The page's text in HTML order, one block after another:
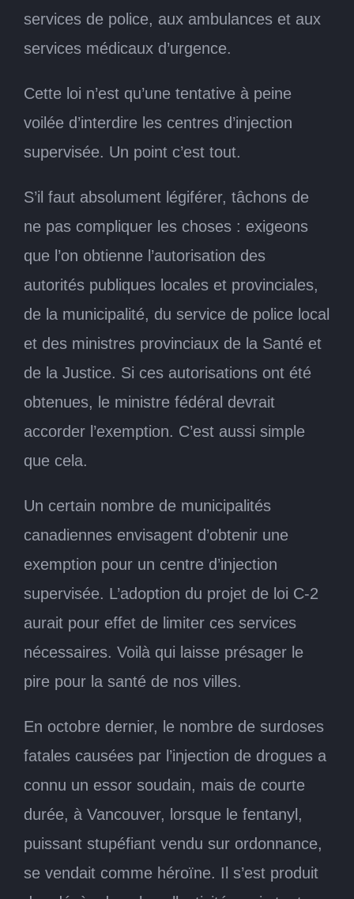
services de police, aux ambulances et aux
services médicaux d’urgence.
Cette loi n’est qu’une tentative à peine
voilée d’interdire les centres d’injection
supervisée. Un point c’est tout.
S’il faut absolument légiférer, tâchons de
ne pas compliquer les choses : exigeons
que l’on obtienne l’autorisation des
autorités publiques locales et provinciales,
de la municipalité, du service de police local
et des ministres provinciaux de la Santé et
de la Justice. Si ces autorisations ont été
obtenues, le ministre fédéral devrait
accorder l’exemption. C’est aussi simple
que cela.
Un certain nombre de municipalités
canadiennes envisagent d’obtenir une
exemption pour un centre d’injection
supervisée. L’adoption du projet de loi C-2
aurait pour effet de limiter ces services
nécessaires. Voilà qui laisse présager le
pire pour la santé de nos villes.
En octobre dernier, le nombre de surdoses
fatales causées par l’injection de drogues a
connu un essor soudain, mais de courte
durée, à Vancouver, lorsque le fentanyl,
puissant stupéfiant vendu sur ordonnance,
se vendait comme héroïne. Il s’est produit